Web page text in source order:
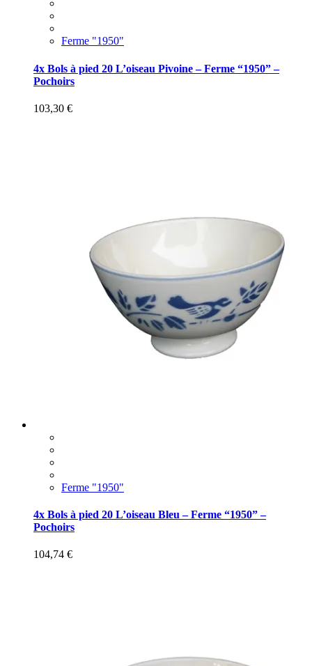
Ferme "1950"
4x Bols à pied 20 L’oiseau Pivoine – Ferme “1950” –
Pochoirs
103,30 €
Ferme "1950"
4x Bols à pied 20 L’oiseau Bleu – Ferme “1950” –
Pochoirs
104,74 €